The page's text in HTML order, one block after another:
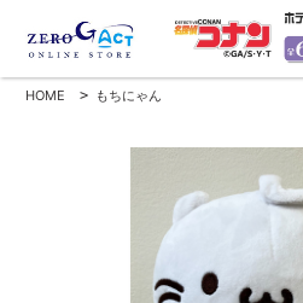
HOME > もちにゃん